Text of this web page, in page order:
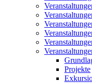
Projekte